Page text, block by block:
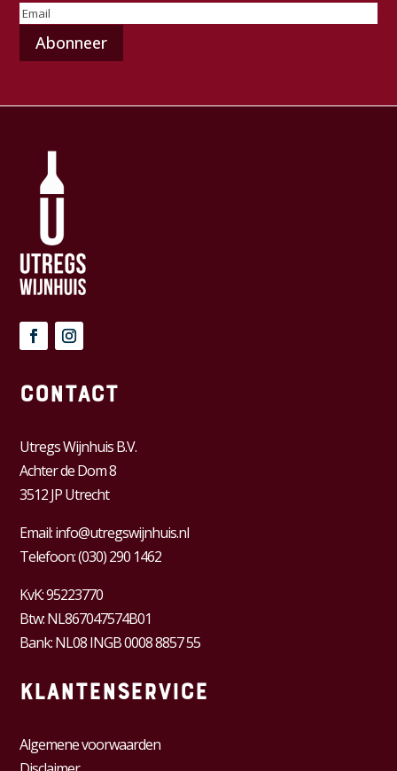
E-
mailadres(Vereist)
Contact
Utregs Wijnhuis B.V.
Achter de Dom 8
3512 JP Utrecht
Email:info@utregswijnhuis.nl
Telefoon:(030) 290 1462
KvK:95223770
Btw:NL867047574B01
Bank: NL08 INGB 0008 8857 55
Klantenservice
Algemene voorwaarden